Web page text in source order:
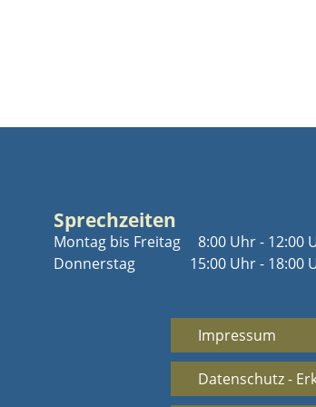
Sprechzeiten
Montag bis Freitag
Donnerstag
8:00 Uhr - 12:00
15:00 Uhr - 18:00
Impressum
Datenschutz -